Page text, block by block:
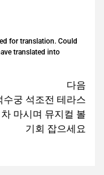
for translation. Could
translated into
다음
수궁 석조전 테라스
마시며 뮤지컬 볼
기회 잡으세요